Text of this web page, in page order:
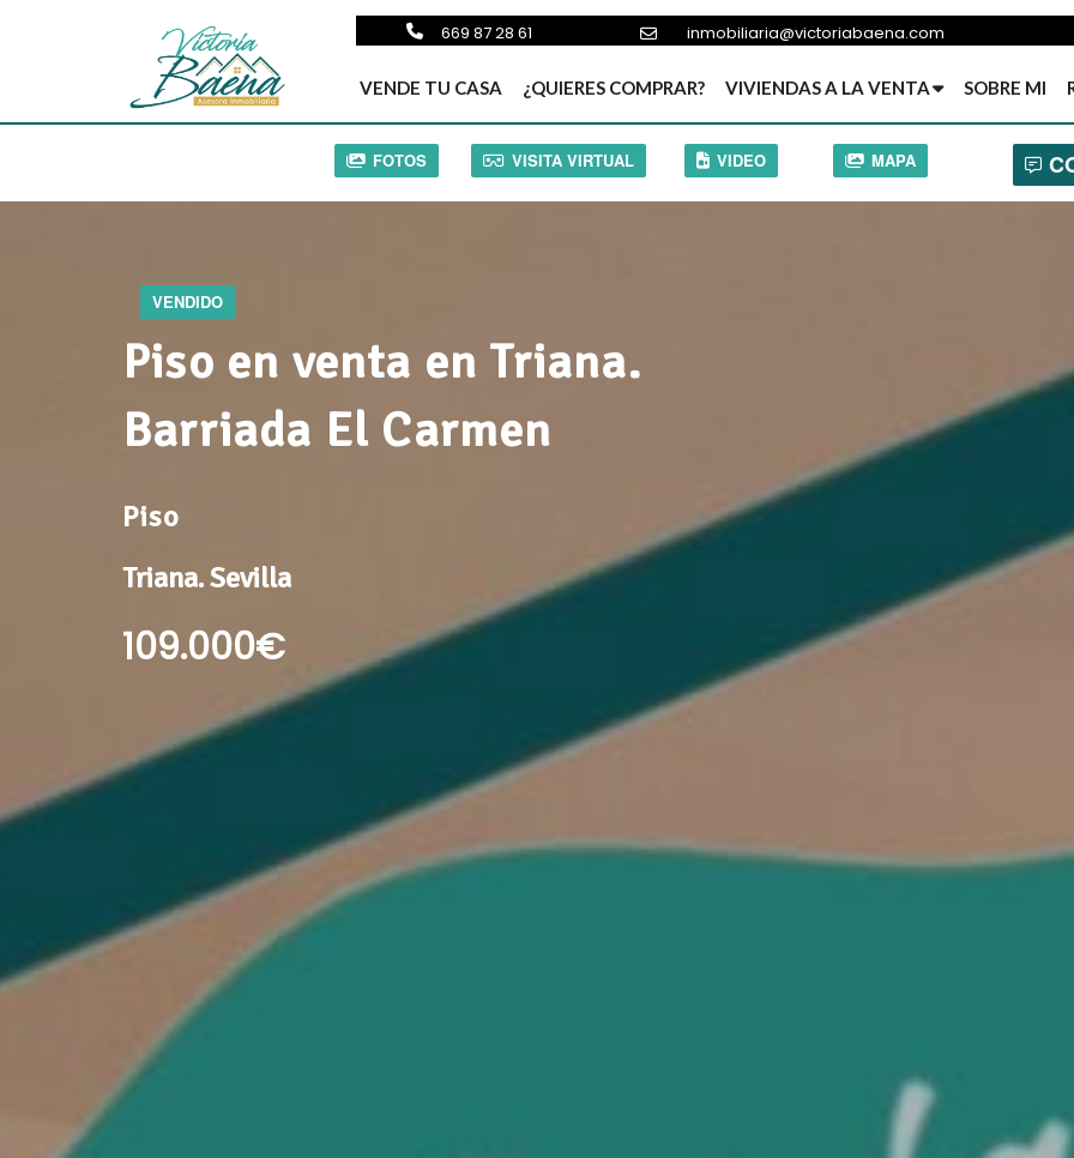
669 87 28 61 inmobiliaria@victoriabaena.com
VENDE TU CASA ¿QUIERES COMPRAR? VIVIENDAS A LA VENTA SOBRE MI
FOTOS VISITA VIRTUAL VIDEO MAPA
VENDIDO
Piso en venta en Triana.
Barriada El Carmen
Piso
Triana.Sevilla
109.000€